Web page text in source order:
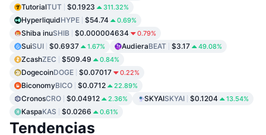
TutorialTUT $0.1923 311.32%
HyperliquidHYPE $54.74 0.69%
Shiba inuSHIB $0.000004634 0.79%
SuiSUI $0.6937 1.67% AudieraBEAT $3.17 49.08%
ZcashZEC $509.49 0.84%
DogecoinDOGE $0.07017 0.22%
BiconomyBICO $0.0712 22.89%
CronosCRO $0.04912 2.36% SKYAISKYAI $0.1204 13.54%
KaspaKAS $0.0266 0.61%
Tendencias